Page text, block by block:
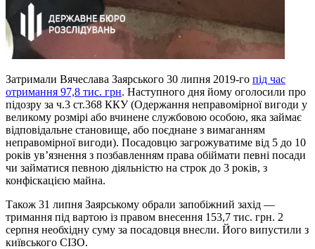
Затримали Вячеслава Заярського 30 липня 2019-го під час
отримання 97,8 тис. грн. Наступного дня йому оголосили про
підозру за ч.3 ст.368 ККУ (Одержання неправомірної вигоди у
великому розмірі або вчинене службовою особою, яка займає
відповідальне становище, або поєднане з вимаганням
неправомірної вигоди). Посадовцю загрожуватиме від 5 до 10
років ув’язнення з позбавленням права обіймати певні посади
чи займатися певною діяльністю на строк до 3 років, з
конфіскацією майна.
Також 31 липня Заярському обрали запобіжний захід —
тримання під вартою із правом внесення 153,7 тис. грн. 2
серпня необхідну суму за посадовця внесли. Його випустили з
київського СІЗО.